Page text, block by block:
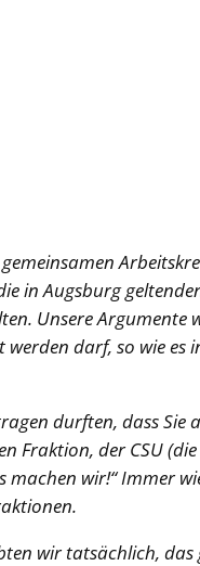
in Augsburg
Unsere Argumente
darf, so wie es
durften, dass Sie
Fraktion, der CSU
machen wir!“ Immer
wir tatsächlich, das